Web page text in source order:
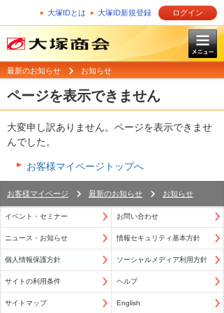
大塚IDとは 大塚ID新規登録 ログイン
最新のお知らせ お知らせ
ページを表示できません
大変申し訳ありません。ページを表示できませ
んでした。
お客様マイページトップへ
お客様マイページ 最新のお知らせ お知らせ
イベント・セミナー お問い合わせ
ニュース・お知らせ 情報セキュリティ基本方針
個人情報保護方針 ソーシャルメディア利用方針
サイトの利用条件 ヘルプ
サイトマップ English